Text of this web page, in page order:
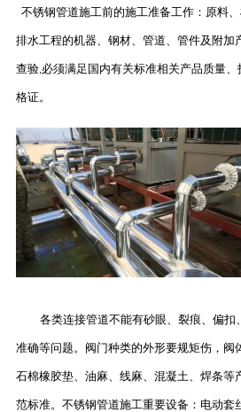
不锈钢管道施工前的施工准备工作：原料
排水工程的机器、钢材、管道、管件及附加
查验, 必须满足国内有关标准相关产品质量
格证。
各类连接管道不能有砂眼、裂痕、偏扣
准确等问题。阀门种类的外形要规矩伤，阀
石棉橡胶垫、油麻、线麻、混凝土、焊条等
范标准。不锈钢管道施工重要设备：电动套